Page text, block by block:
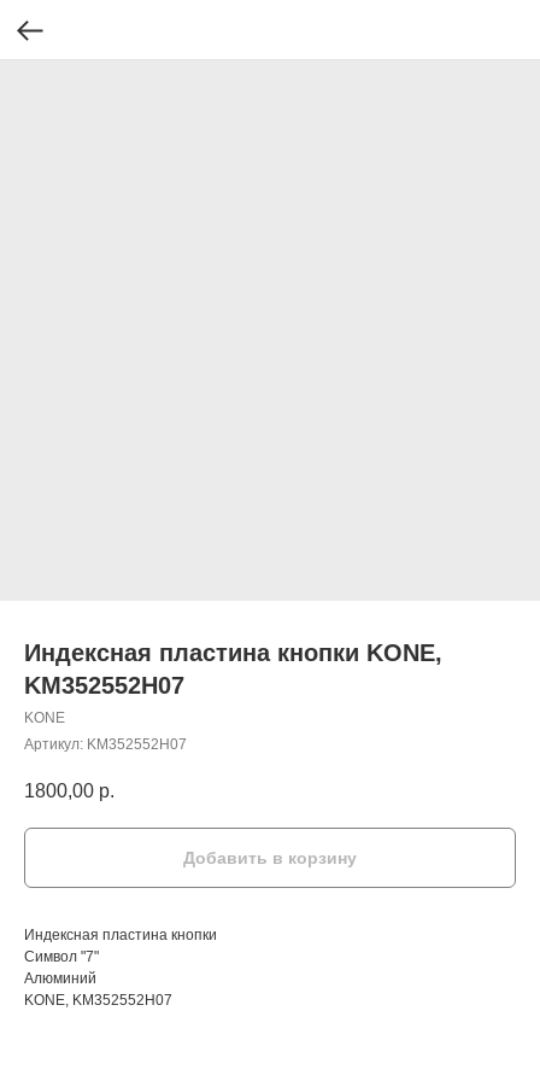
Индексная пластина кнопки KONE,
KM352552H07
KONE
Артикул: KM352552H07
1800,00 р.
Добавить в корзину
Индексная пластина кнопки
Символ "7"
Алюминий
KONE, KM352552H07